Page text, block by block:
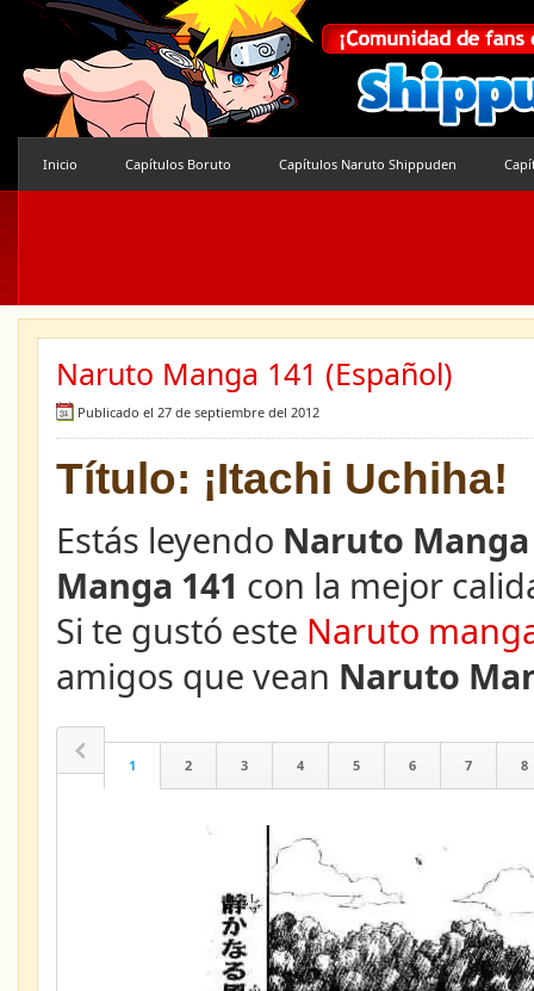
Inicio Capítulos Boruto Capítulos Naruto Shippuden
Naruto Manga 141 (Español)
Publicado el 27 de septiembre del 2012
Título: ¡Itachi Uchiha!
Estás leyendo Naruto Manga
Manga 141 con la mejor
Si te gustó este Naruto
amigos que vean Naruto
1 2 3 4 5 6 7 8